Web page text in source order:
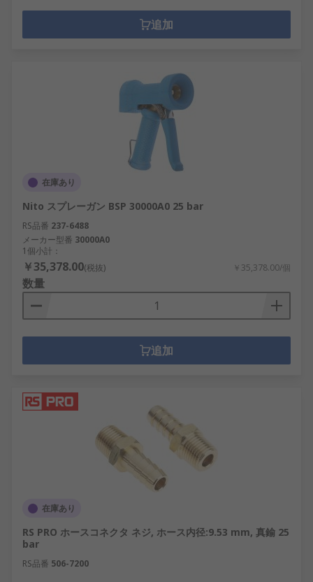
追加
在庫あり
Nito スプレーガン BSP 30000A0 25 bar
RS品番 237-6488
メーカー型番 30000A0
1個小計：
￥35,378.00(税抜) ￥35,378.00/個
数量
追加
在庫あり
RS PRO ホースコネクタ ネジ, ホース内径:9.53 mm, 真鍮 25
bar
RS品番 506-7200